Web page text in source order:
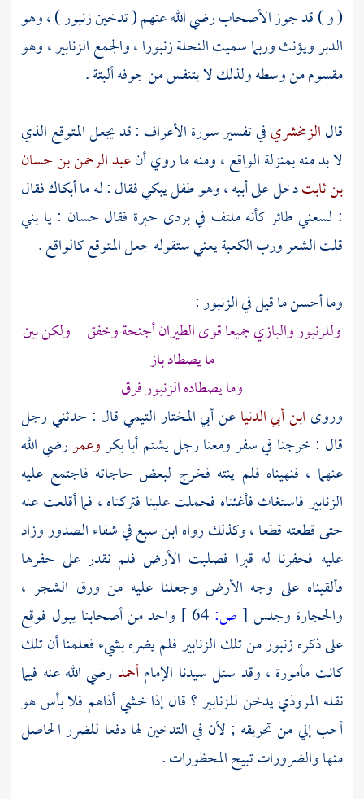
( و ) قد جوز الأصحاب رضي الله عنهم ( تدخين زنبور ) ، وهو
الدبر ويؤنث وربما سميت النحلة زنبورا ، والجمع الزنابير ، وهو
مقسوم من وسطه ولذلك لا يتنفس من جوفه ألبتة .
قالالزمخشريفي تفسير سورة الأعراف : قد يجعل المتوقع الذي
لا بد منه بمنزلة الواقع ، ومنه ما روي أنعبد الرحمن بن حسان
بن ثابتدخل على أبيه ، وهو طفل يبكي فقال : له ما أبكاك فقال
: لسعني طائر كأنه ملتف في بردى حبرة فقال حسان : يا بني
قلت الشعر وربالكعبةيعني ستقوله جعل المتوقع كالواقع .
وما أحسن ما قيل في الزنبور :
وللزنبور والبازي جميعا قوى الطيران أجنحة وخفق ولكن بين
ما يصطاد باز
وما يصطاده الزنبور فرق
وروى ابن أبي الدنياعنأبي المختار التيميقال : حدثني رجل
قال : خرجنا في سفر ومعنا رجل يشتمأبا بكروعمررضي الله
عنهما ، فنهيناه فلم ينته فخرج لبعض حاجاته فاجتمع عليه
الزنابير فاستغاث فأغثناه فحملت علينا فتركناه ، فما أقلعت عنه
حتى قطعته قطعا ، وكذلك رواهابن سبعفي شفاء الصدور وزاد
عليه فحفرنا له قبرا فصلبت الأرض فلم نقدر على حفرها
فألقيناه على وجه الأرض وجعلنا عليه من ورق الشجر ،
والحجارة وجلس [ص:
واحد من أصحابنا يبول فوقع
على ذكره زنبور من تلك الزنابير فلم يضره بشيء فعلمنا أن تلك
كانت مأمورة ، وقد سئل سيدنا الإمامأحمدرضي الله عنه فيما
نقله المروذييدخن للزنابير ؟ قال إذا خشي أذاهم فلا بأس هو
أحب إلي من تحريقه ; لأن في التدخين لها دفعا للضرر الحاصل
منها والضرورات تبيح المحظورات .